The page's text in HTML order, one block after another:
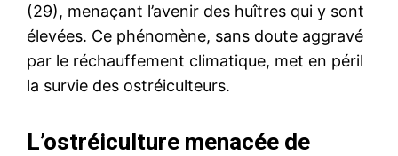
(29), menaçant l’avenir des huîtres qui y sont
élevées. Ce phénomène, sans doute aggravé
par le réchauffement climatique, met en péril
la survie des ostréiculteurs.
L’ostréiculture menacée de